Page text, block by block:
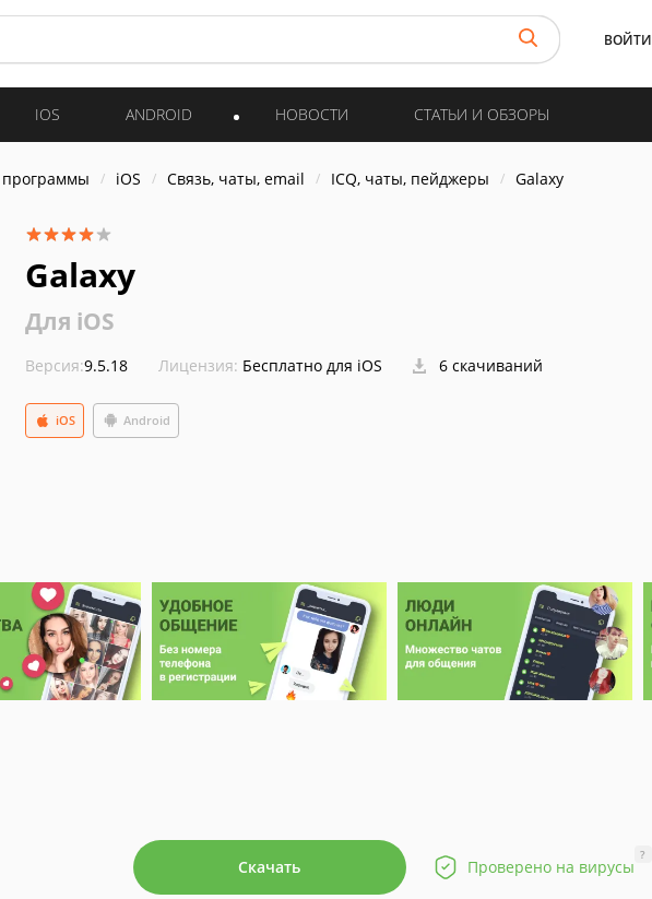
ВОЙТИ
IOS ANDROID НОВОСТИ СТАТЬИ И ОБЗОРЫ
iOS Связь, чаты, email ICQ, чаты, пейджеры Galaxy
Galaxy
Для iOS
Версия:9.5.18 Лицензия: Бесплатно для iOS 6 скачиваний
Android
iOS
Скачать Проверено на вирусы
?